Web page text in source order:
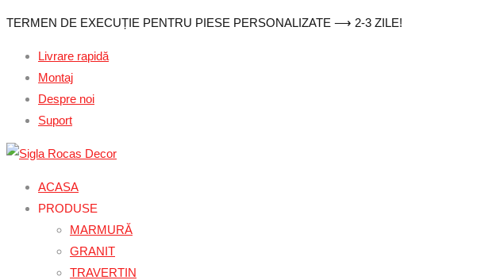
Sari
conținut
TERMEN DE EXECUȚIE PENTRU PIESE PERSONALIZATE ⟶ 2-3 ZILE!
Livrare rapidă
Montaj
Despre noi
Suport
ACASA
PRODUSE
MARMURĂ
GRANIT
TRAVERTIN